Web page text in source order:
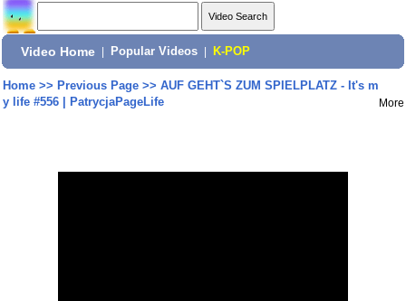
Video Home Popular Videos K-POP
Home>> Previous Page>> AUF GEHT`S ZUM SPIELPLATZ - It's m
y life #556 | PatrycjaPageLife
More